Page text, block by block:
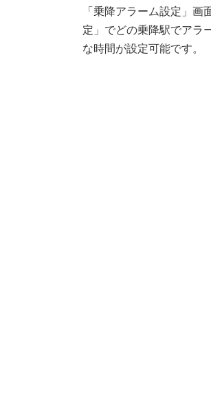
「乗降アラーム設定」
定」でどの乗降駅でアラ
な時間が設定可能です。